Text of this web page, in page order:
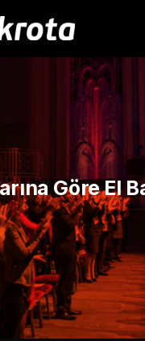
Göre El